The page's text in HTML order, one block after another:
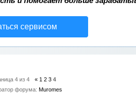
сервисом
4 из 4 « 1 2 3 4
форума: Muromes